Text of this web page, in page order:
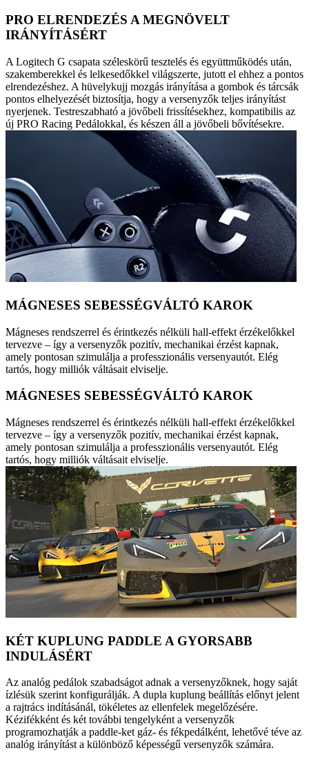
PRO ELRENDEZÉS A MEGNÖVELT
IRÁNYÍTÁSÉRT
A Logitech G csapata széleskörű tesztelés és együttműködés után,
szakemberekkel és lelkesedőkkel világszerte, jutott el ehhez a pontos
elrendezéshez. A hüvelykujj mozgás irányítása a gombok és tárcsák
pontos elhelyezését biztosítja, hogy a versenyzők teljes irányítást
nyerjenek. Testreszabható a jövőbeli frissítésekhez, kompatibilis az
új PRO Racing Pedálokkal, és készen áll a jövőbeli bővítésekre.
MÁGNESES SEBESSÉGVÁLTÓ KAROK
Mágneses rendszerrel és érintkezés nélküli hall-effekt érzékelőkkel
tervezve – így a versenyzők pozitív, mechanikai érzést kapnak,
amely pontosan szimulálja a professzionális versenyautót. Elég
tartós, hogy milliók váltásait elviselje.
MÁGNESES SEBESSÉGVÁLTÓ KAROK
Mágneses rendszerrel és érintkezés nélküli hall-effekt érzékelőkkel
tervezve – így a versenyzők pozitív, mechanikai érzést kapnak,
amely pontosan szimulálja a professzionális versenyautót. Elég
tartós, hogy milliók váltásait elviselje.
KÉT KUPLUNG PADDLE A GYORSABB
INDULÁSÉRT
Az analóg pedálok szabadságot adnak a versenyzőknek, hogy saját
ízlésük szerint konfigurálják. A dupla kuplung beállítás előnyt jelent
a rajtrács indításánál, tökéletes az ellenfelek megelőzésére.
Kézifékként és két további tengelyként a versenyzők
programozhatják a paddle-ket gáz- és fékpedálként, lehetővé téve az
analóg irányítást a különböző képességű versenyzők számára.